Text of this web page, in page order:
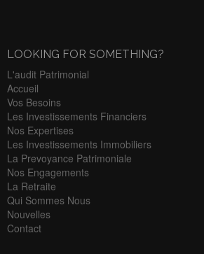
LOOKING FOR SOMETHING?
L'audit Patrimonial
Accueil
Vos Besoins
Les Investissements Financiers
Nos Expertises
Les Investissements Immobiliers
La Prevoyance Patrimoniale
Nos Engagements
La Retraite
Qui Sommes Nous
Nouvelles
Contact